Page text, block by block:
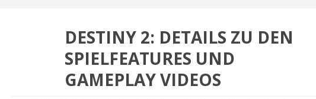
DESTINY 2: DETAILS ZU DEN
SPIELFEATURES UND
GAMEPLAY VIDEOS